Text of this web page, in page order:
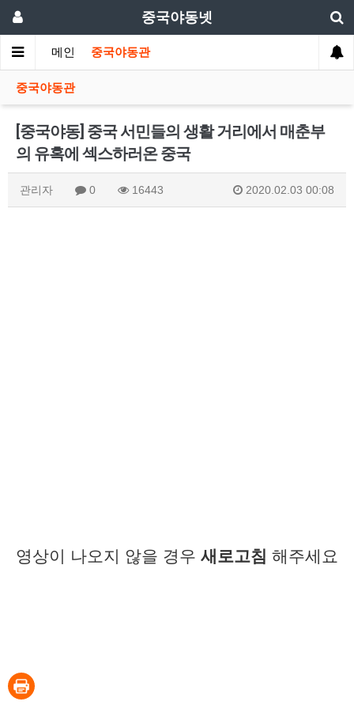
중국야동넷
메인 중국야동관
중국야동관
[중국야동] 중국 서민들의 생활 거리에서 매춘부
의 유혹에 섹스하러온 중국
관리자 0 16443 2020.02.03 00:08
영상이 나오지 않을 경우 새로고침 해주세요